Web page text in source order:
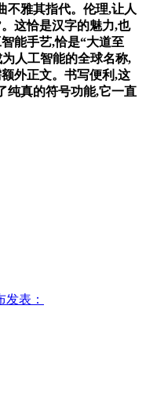
不雅其指代。伦理,让人
这恰是汉字的魅力,也
能手艺,恰是“大道至
人工智能的全球名称,
外正文。书写便利,这
纯真的符号功能,它一直
发表：